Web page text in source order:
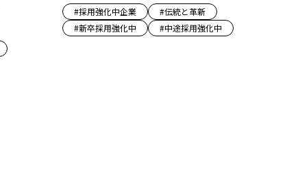
#採用強化中企業 #伝統と革新
#新卒採用強化中 #中途採用強化中